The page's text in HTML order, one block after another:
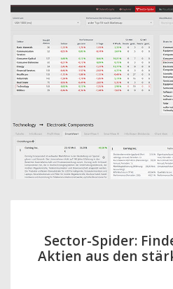
Sector-Spider:
Aktien aus den